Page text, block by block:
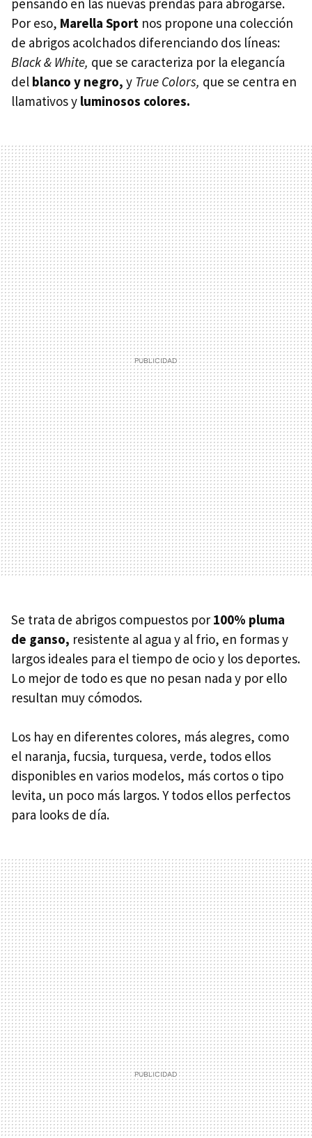
pensando en las nuevas prendas para abrogarse.
Por eso, Marella Sport nos propone una colección
de abrigos acolchados diferenciando dos líneas:
Black & White, que se caracteriza por la elegancía
del blanco y negro, y True Colors, que se centra en
llamativos y luminosos colores.
Se trata de abrigos compuestos por 100% pluma
de ganso, resistente al agua y al frio, en formas y
largos ideales para el tiempo de ocio y los deportes.
Lo mejor de todo es que no pesan nada y por ello
resultan muy cómodos.
Los hay en diferentes colores, más alegres, como
el naranja, fucsia, turquesa, verde, todos ellos
disponibles en varios modelos, más cortos o tipo
levita, un poco más largos. Y todos ellos perfectos
para looks de día.